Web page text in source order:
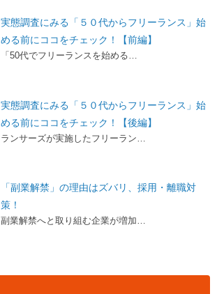
実態調査にみる「５０代からフリーランス」始
める前にココをチェック！【前編】
「50代でフリーランスを始める…
実態調査にみる「５０代からフリーランス」始
める前にココをチェック！【後編】
ランサーズが実施したフリーラン…
「副業解禁」の理由はズバリ、採用・離職対
策！
副業解禁へと取り組む企業が増加…